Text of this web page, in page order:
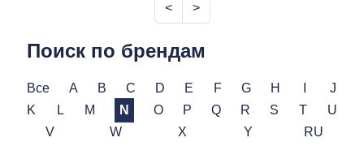
< >
Поиск по брендам
Все A B C D E F G H
J
K
L M N O P Q R S T
U
V
W X Y RU